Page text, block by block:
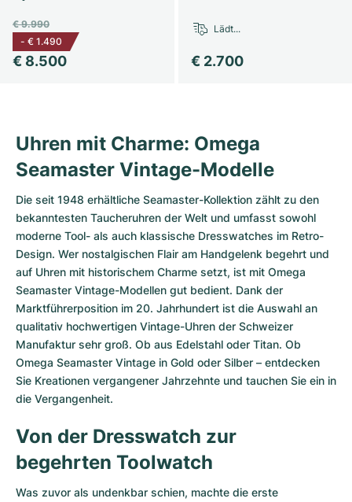
Milgauss
Oyster Perpetual
Yacht-Master II
Sea-Dweller
Sky-Dweller
Submariner
Damenuhren
Ronde
Rotonde
Pasha
Tortue
Baignoire
Ballon Blanc
Roadster
Damenuhren
Professional
Bentley
Cockpit
Chronospace
Super Avenger
Galactic
Montbrillant
Damenuhren
Formula 1
Grand Carrera
Damenuhren
Portofino
Portugieser
Aquatimer
Spitfire
GST
Vintage
Gebraucht
Spirit of Big Bang
King Power
€ 8.500
€ 9.990
- € 1.490
€ 2.700
Lädt...
Uhren mit Charme: Omega
Seamaster Vintage-Modelle
Die seit 1948 erhältliche Seamaster-Kollektion zählt zu den
bekanntesten Taucheruhren der Welt und umfasst sowohl
moderne Tool- als auch klassische Dresswatches im Retro-
Design. Wer nostalgischen Flair am Handgelenk begehrt und
auf Uhren mit historischem Charme setzt, ist mit Omega
Seamaster Vintage-Modellen gut bedient. Dank der
Marktführerposition im 20. Jahrhundert ist die Auswahl an
qualitativ hochwertigen Vintage-Uhren der Schweizer
Manufaktur sehr groß. Ob aus Edelstahl oder Titan. Ob
Omega Seamaster Vintage in Gold oder Silber – entdecken
Sie Kreationen vergangener Jahrzehnte und tauchen Sie ein in
die Vergangenheit.
Von der Dresswatch zur
begehrten Toolwatch
Was zuvor als undenkbar schien, machte die erste